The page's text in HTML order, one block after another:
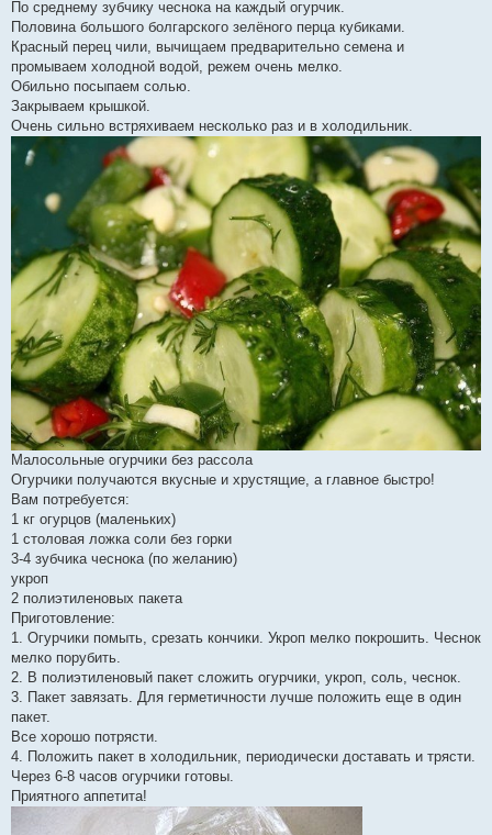
По среднему зубчику чеснока на каждый огурчик.
Половина большого болгарского зелёного перца кубиками.
Красный перец чили, вычищаем предварительно семена и
промываем холодной водой, режем очень мелко.
Обильно посыпаем солью.
Закрываем крышкой.
Очень сильно встряхиваем несколько раз и в холодильник.
Малосольные огурчики без рассола
Огурчики получаются вкусные и хрустящие, а главное быстро!
Вам потребуется:
1 кг огурцов (маленьких)
1 столовая ложка соли без горки
3-4 зубчика чеснока (по желанию)
укроп
2 полиэтиленовых пакета
Приготовление:
1. Огурчики помыть, срезать кончики. Укроп мелко покрошить. Чеснок
мелко порубить.
2. В полиэтиленовый пакет сложить огурчики, укроп, соль, чеснок.
3. Пакет завязать. Для герметичности лучше положить еще в один
пакет.
Все хорошо потрясти.
4. Положить пакет в холодильник, периодически доставать и трясти.
Через 6-8 часов огурчики готовы.
Приятного аппетита!